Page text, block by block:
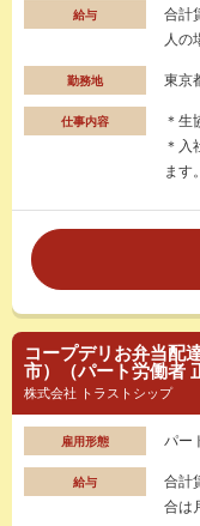
給与
合計
人の
勤務地 東京
仕事内容
＊生
＊入
ます
コープデリお弁当配
市）（パート労働者
株式会社 トラストシップ
雇用形態 パー
給与
合計
合は